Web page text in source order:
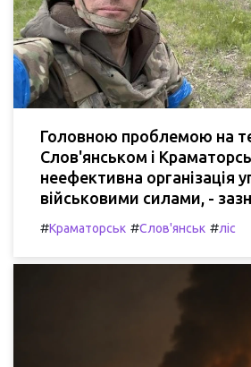
Головною проблемою на
Слов'янськом і
неефективна організація
військовими силами, -
#Краматорськ #Слов'янськ #ліс